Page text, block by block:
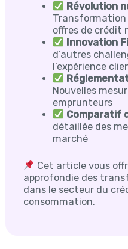
Révolution
offres de crédit
Innovation
d’autres
l’expérience
Nouvelles
emprunteurs
Comparatif
détaillée des
marché
Cet article vous
approfondie des
dans le secteur du
consommation.